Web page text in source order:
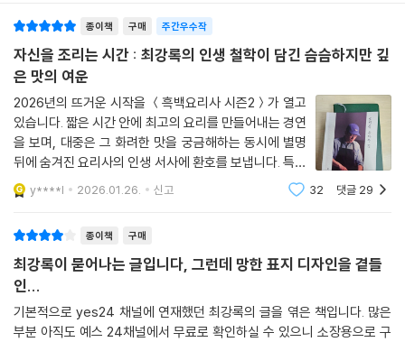
종이책 구매 주간우수작
자신을 조리는 시간 : 최강록의 인생 철학이 담긴 슴슴하지만 깊
은 맛의 여운
2026년의 뜨거운 시작을 ＜흑백요리사 시즌2＞가 열고
있습니다. 짧은 시간 안에 최고의 요리를 만들어내는 경연
을 보며, 대중은 그 화려한 맛을 궁금해하는 동시에 별명
뒤에 숨겨진 요리사의 인생 서사에 환호를 보냅니다. 특히
경연의 대미를 장식한 마지막 미션, "나를 위한 요리"에서
보여준 최강록 셰프의 모습은 그가 어떤 마음으로 요리의
y****l 2026.01.26. 신고 32 댓글 29
종이책 구매
최강록이 묻어나는 글입니다, 그런데 망한 표지 디자인을 곁들
인...
기본적으로 yes24 채널에 연재했던 최강록의 글을 엮은 책입니다. 많은
부분 아직도 예스 24채널에서 무료로 확인하실 수 있으니 소장용으로 구